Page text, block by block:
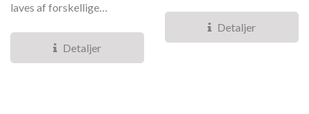
laves af forskellige
Detaljer
robust specialtilpasset...
Detaljer